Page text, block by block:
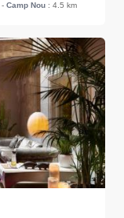
- Camp Nou : 4.5 km